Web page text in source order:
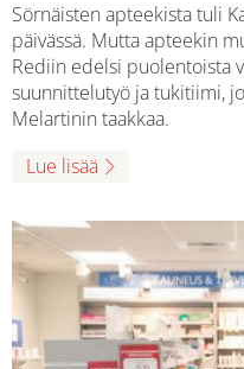
Sörnäisten apteekista tuli
päivässä. Mutta apteekin
Rediin edelsi puolentoista
suunnittelutyö ja tukitiimi,
Melartinin taakkaa.
Lue lisää